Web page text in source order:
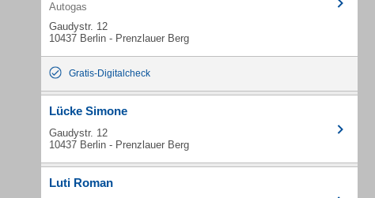
Autogas
Gaudystr. 12
10437 Berlin - Prenzlauer Berg
Gratis-Digitalcheck
Lücke Simone
Gaudystr. 12
10437 Berlin - Prenzlauer Berg
Luti Roman